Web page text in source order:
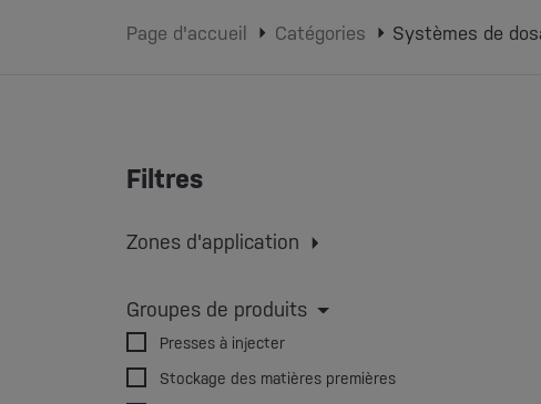
Page d'accueil Catégories Systèmes de
Filtres
Zones d'application
Moulage par extrusion-soufflage
impression 3D
Groupes de produits
Presses à injecter
Stockage des matières premières